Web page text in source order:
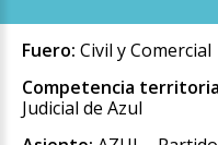
Fuero: Civil y Comercial
Competencia
Judicial de Azul